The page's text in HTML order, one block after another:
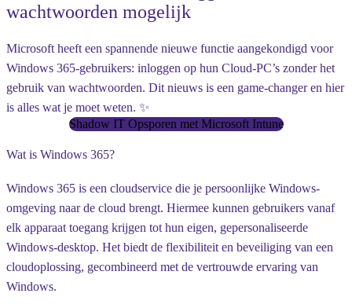
wachtwoorden mogelijk
Microsoft heeft een spannende nieuwe functie aangekondigd voor
Windows 365-gebruikers: inloggen op hun Cloud-PC’s zonder het
gebruik van wachtwoorden. Dit nieuws is een game-changer en hier
is alles wat je moet weten. ✨
Shadow IT Opsporen met Microsoft Intune
Wat is Windows 365?
Windows 365 is een cloudservice die je persoonlijke Windows-
omgeving naar de cloud brengt. Hiermee kunnen gebruikers vanaf
elk apparaat toegang krijgen tot hun eigen, gepersonaliseerde
Windows-desktop. Het biedt de flexibiliteit en beveiliging van een
cloudoplossing, gecombineerd met de vertrouwde ervaring van
Windows.